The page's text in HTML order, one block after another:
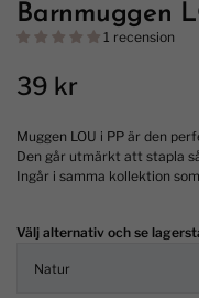
Barnmuggen
1 recension
39 kr
Muggen LOU i PP är den
Den går utmärkt att stapla
Ingår i samma kollektion
Välj alternativ och se